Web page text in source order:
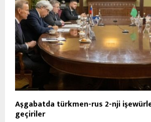
Aşgabatda türkmen-rus 2-nji
geçiriler